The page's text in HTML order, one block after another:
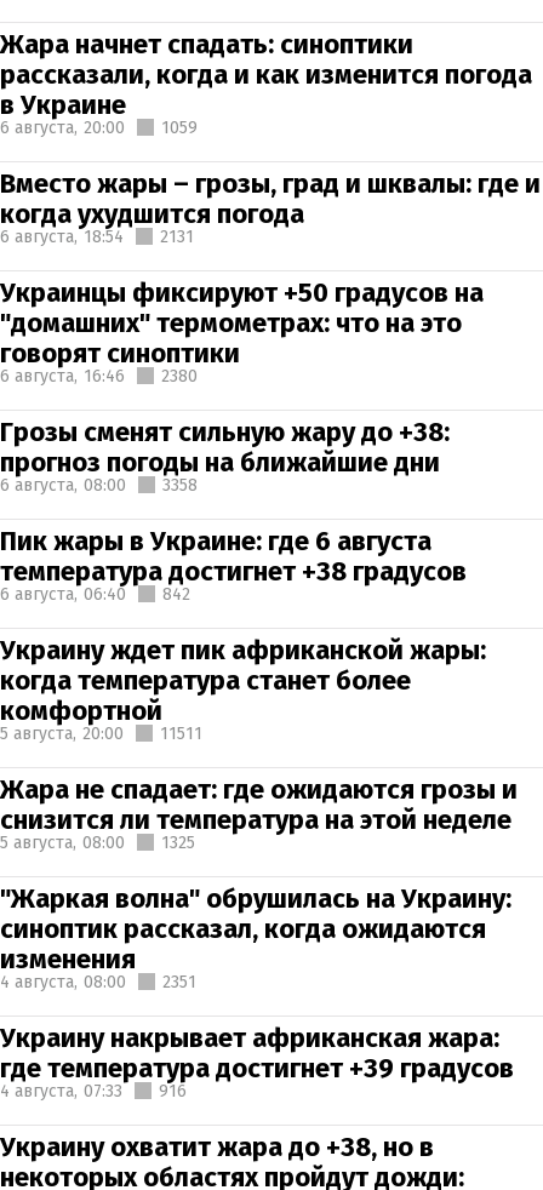
Жара начнет спадать: синоптики
рассказали, когда и как изменится погода
в Украине
6 августа, 20:00 1059
Вместо жары – грозы, град и шквалы: где и
когда ухудшится погода
6 августа, 18:54 2131
Украинцы фиксируют +50 градусов на
"домашних" термометрах: что на это
говорят синоптики
6 августа, 16:46 2380
Грозы сменят сильную жару до +38:
прогноз погоды на ближайшие дни
6 августа, 08:00 3358
Пик жары в Украине: где 6 августа
температура достигнет +38 градусов
6 августа, 06:40 842
Украину ждет пик африканской жары:
когда температура станет более
комфортной
5 августа, 20:00 11511
Жара не спадает: где ожидаются грозы и
снизится ли температура на этой неделе
5 августа, 08:00 1325
"Жаркая волна" обрушилась на Украину:
синоптик рассказал, когда ожидаются
изменения
4 августа, 08:00 2351
Украину накрывает африканская жара:
где температура достигнет +39 градусов
4 августа, 07:33 916
Украину охватит жара до +38, но в
некоторых областях пройдут дожди: